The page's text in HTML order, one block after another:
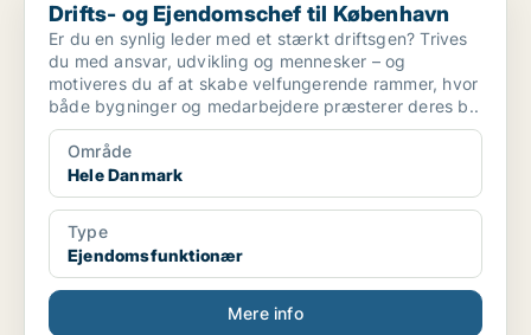
Drifts- og Ejendomschef til København
Er du en synlig leder med et stærkt driftsgen? Trives
du med ansvar, udvikling og mennesker – og
motiveres du af at skabe velfungerende rammer, hvor
både bygninger og medarbejdere præsterer deres b..
Område
Hele Danmark
Type
Ejendomsfunktionær
Mere info